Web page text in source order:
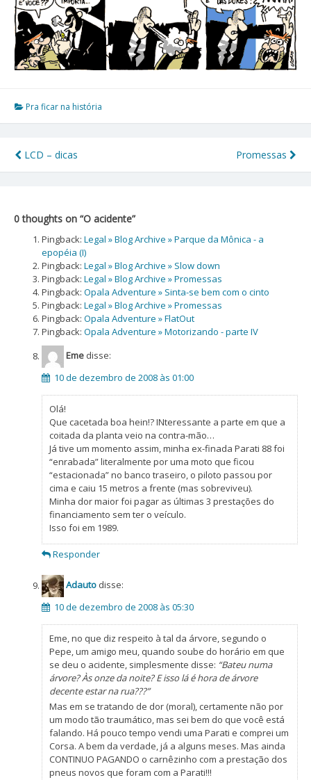
Pra ficar na história
Navegação
Post
LCD – dicas Promessas
0 thoughts on “O acidente”
Pingback: Legal » Blog Archive » Parque da Mônica - a
epopéia (I)
Pingback: Legal » Blog Archive » Slow down
Pingback: Legal » Blog Archive » Promessas
Pingback: Opala Adventure » Sinta-se bem com o cinto
Pingback: Legal » Blog Archive » Promessas
Pingback: Opala Adventure » FlatOut
Pingback: Opala Adventure » Motorizando - parte IV
Eme disse:
10 de dezembro de 2008 às 01:00
Olá!
Que cacetada boa hein!? INteressante a parte em que a
coitada da planta veio na contra-mão…
Já tive um momento assim, minha ex-finada Parati 88 foi
“enrabada” literalmente por uma moto que ficou
“estacionada” no banco traseiro, o piloto passou por
cima e caiu 15 metros a frente (mas sobreviveu).
Minha dor maior foi pagar as últimas 3 prestações do
financiamento sem ter o veículo.
Isso foi em 1989.
Responder
Adauto disse:
10 de dezembro de 2008 às 05:30
Eme, no que diz respeito à tal da árvore, segundo o
Pepe, um amigo meu, quando soube do horário em que
se deu o acidente, simplesmente disse: “Bateu numa
árvore? Às onze da noite? E isso lá é hora de árvore
decente estar na rua???”
Mas em se tratando de dor (moral), certamente não por
um modo tão traumático, mas sei bem do que você está
falando. Há pouco tempo vendi uma Parati e comprei um
Corsa. A bem da verdade, já a alguns meses. Mas ainda
CONTINUO PAGANDO o carnêzinho com a prestação dos
pneus novos que foram com a Parati!!!